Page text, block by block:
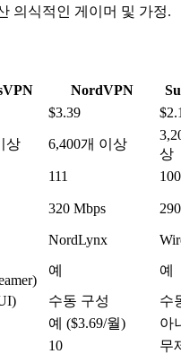
의식적인 게이머 및 가정.
NordVPN
$3.39
상 6,400개 이상
상
111
100
320 Mbps
NordLynx
예
예
수동 구성
수
예 ($3.69/월)
아
10
무